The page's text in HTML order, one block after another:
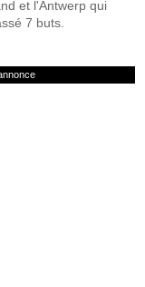
et l'Antwerp qui
7 buts.